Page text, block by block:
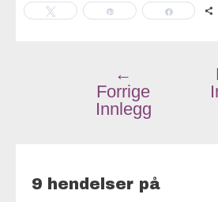
←
Forrige
Innlegg
9 hendelser på